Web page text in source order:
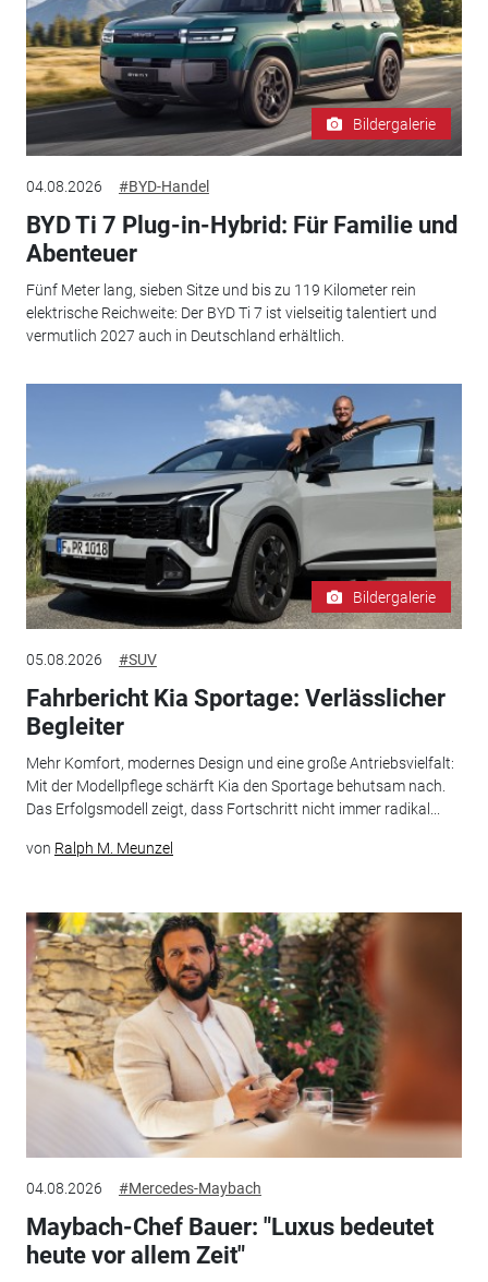
Bildergalerie
04.08.2026 #BYD-Handel
BYD Ti 7 Plug-in-Hybrid: Für Familie und
Abenteuer
Fünf Meter lang, sieben Sitze und bis zu 119 Kilometer rein
elektrische Reichweite: Der BYD Ti 7 ist vielseitig talentiert und
vermutlich 2027 auch in Deutschland erhältlich.
Bildergalerie
05.08.2026 #SUV
Fahrbericht Kia Sportage: Verlässlicher
Begleiter
Mehr Komfort, modernes Design und eine große Antriebsvielfalt:
Mit der Modellpflege schärft Kia den Sportage behutsam nach.
Das Erfolgsmodell zeigt, dass Fortschritt nicht immer radikal...
von Ralph M. Meunzel
04.08.2026 #Mercedes-Maybach
Maybach-Chef Bauer: "Luxus bedeutet
heute vor allem Zeit"